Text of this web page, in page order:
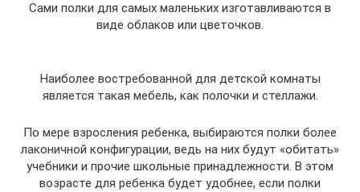
Сами полки для самых маленьких изготавливаются в
виде облаков или цветочков.
Наиболее востребованной для детской комнаты
является такая мебель, как полочки и стеллажи.
По мере взросления ребенка, выбираются полки более
лаконичной конфигурации, ведь на них будут «обитать»
учебники и прочие школьные принадлежности. В этом
возрасте для ребенка будет удобнее, если полки